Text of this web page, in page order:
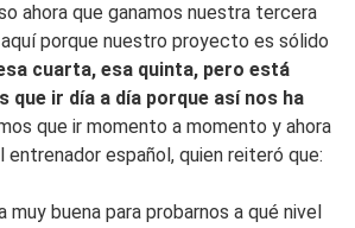
ahora que ganamos nuestra tercera
porque nuestro proyecto es sólido
cuarta, esa quinta, pero está
que ir día a día porque así nos ha
que ir momento a momento y ahora
entrenador español, quien reiteró que:
muy buena para probarnos a qué nivel